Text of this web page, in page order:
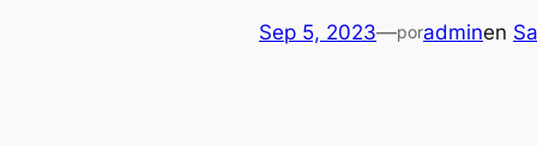
Sep 5, 2023—poradminen